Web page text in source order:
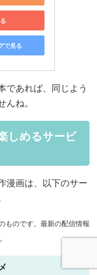
で見る
であれば、同じよう
んね。
しめるサービ
漫画は、以下のサー
ものです。最新の配信情報